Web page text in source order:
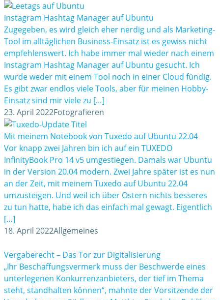
Instagram Hashtag Manager auf Ubuntu
Zugegeben, es wird gleich eher nerdig und als Marketing-
Tool im alltäglichen Business-Einsatz ist es gewiss nicht
empfehlenswert. Ich habe immer mal wieder nach einem
Instagram Hashtag Manager auf Ubuntu gesucht. Ich
wurde weder mit einem Tool noch in einer Cloud fündig.
Es gibt zwar endlos viele Tools, aber für meinen Hobby-
Einsatz sind mir viele zu […]
23. April 2022Fotografieren
Mit meinem Notebook von Tuxedo auf Ubuntu 22.04
Vor knapp zwei Jahren bin ich auf ein TUXEDO
InfinityBook Pro 14 v5 umgestiegen. Damals war Ubuntu
in der Version 20.04 modern. Zwei Jahre später ist es nun
an der Zeit, mit meinem Tuxedo auf Ubuntu 22.04
umzusteigen. Und weil ich über Ostern nichts besseres
zu tun hatte, habe ich das einfach mal gewagt. Eigentlich
[…]
18. April 2022Allgemeines
Vergaberecht – Das Tor zur Digitalisierung
„Ihr Beschaffungsvermerk muss der Beschwerde eines
unterlegenen Konkurrenzanbieters, der tief im Thema
steht, standhalten können“, mahnte der Vorsitzende der